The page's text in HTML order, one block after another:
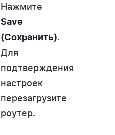
Нажмите
Save
(Сохранить).
Для
подтверждения
настроек
перезагрузите
роутер.